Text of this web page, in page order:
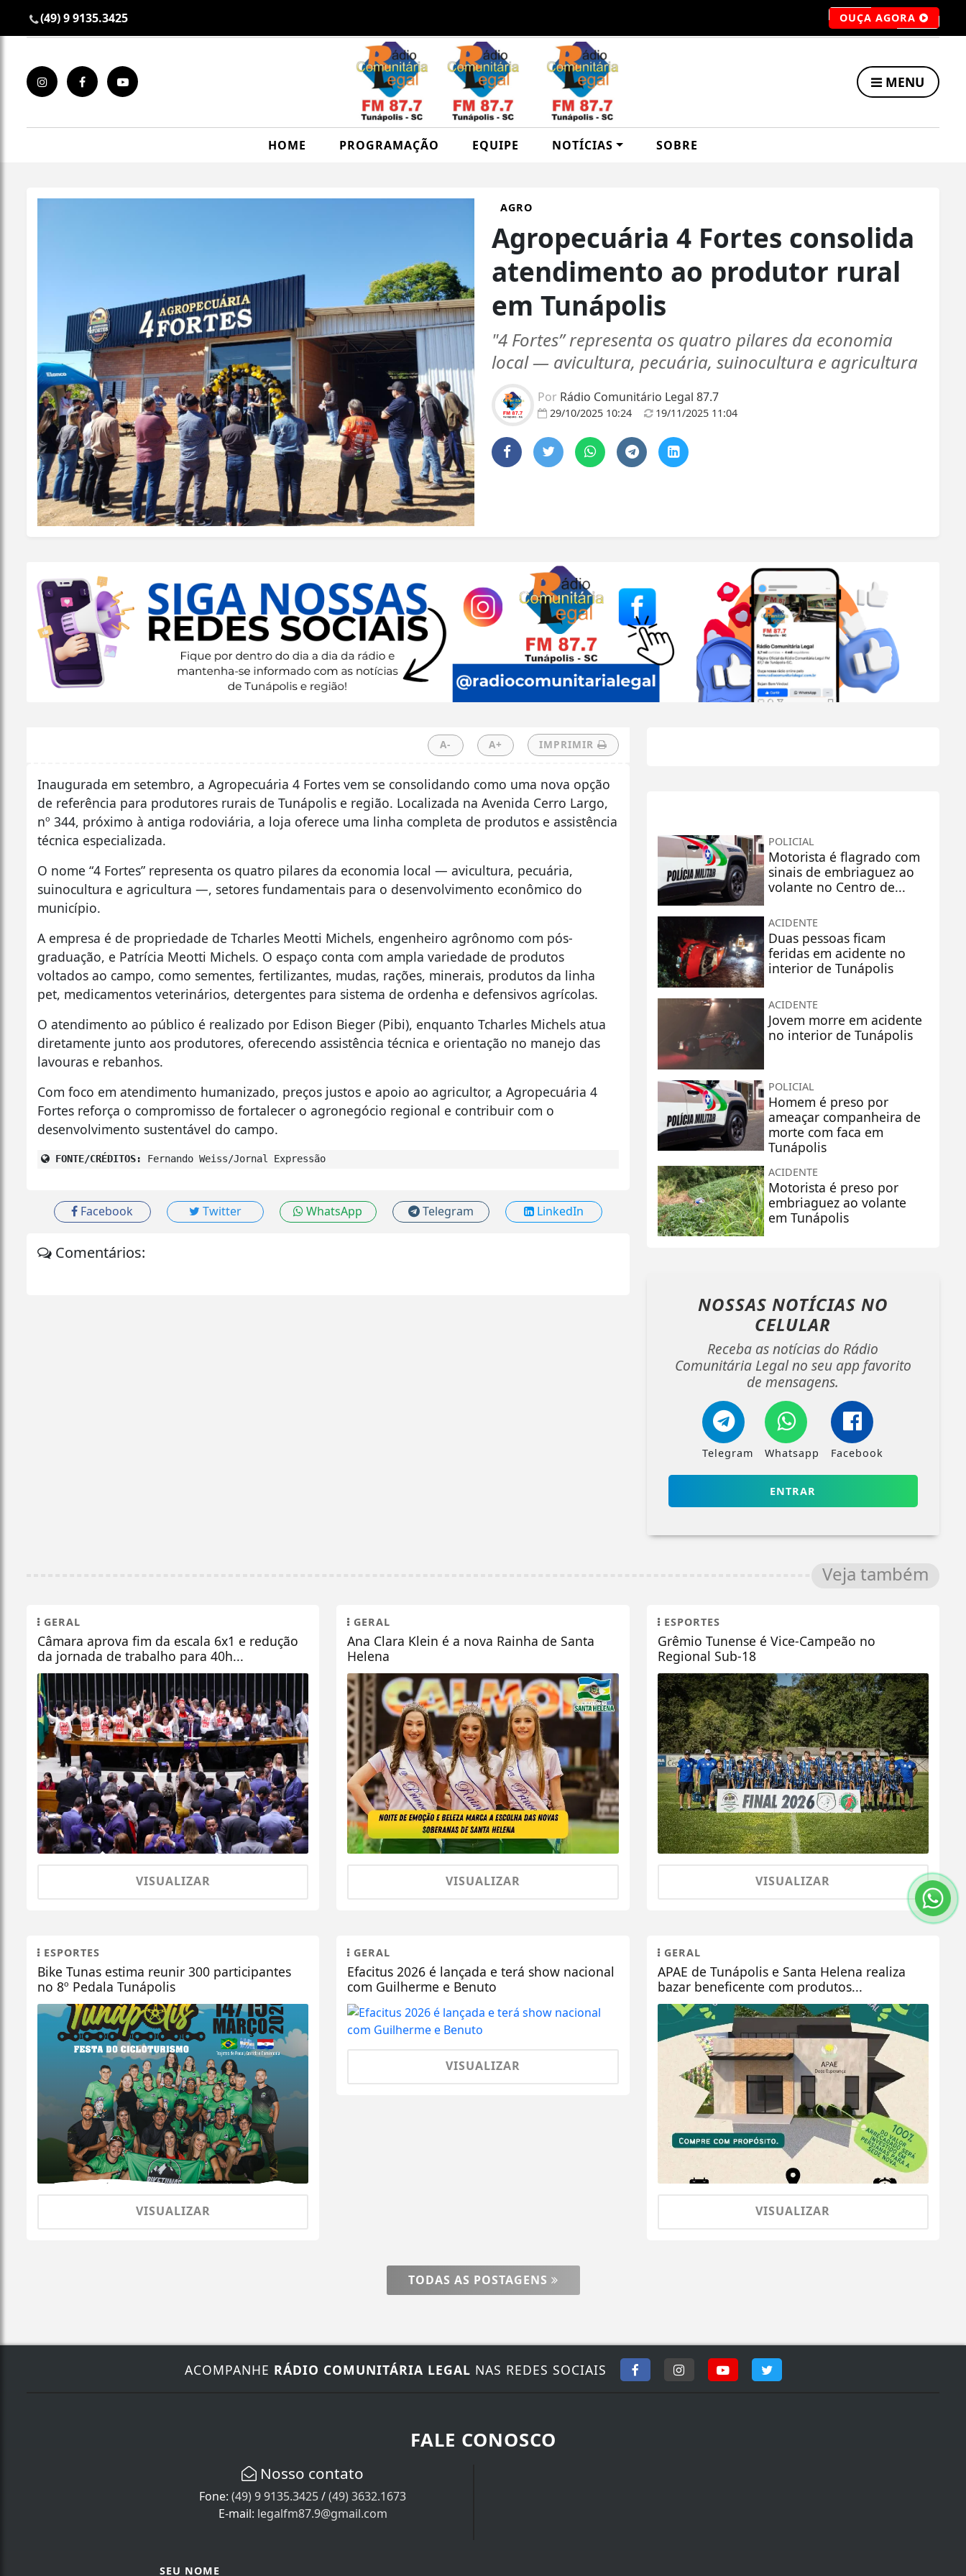
(49) 9 9135.3425 OUÇA AGORA
MENU
HOME PROGRAMAÇÃO EQUIPE NOTÍCIAS SOBRE
AGRO
Agropecuária 4 Fortes consolida
atendimento ao produtor rural
em Tunápolis
"4 Fortes” representa os quatro pilares da economia
local — avicultura, pecuária, suinocultura e agricultura
Por Rádio Comunitário Legal 87.7
29/10/2025 10:24 19/11/2025 11:04
A- A+ IMPRIMIR
Inaugurada em setembro, a Agropecuária 4 Fortes vem se consolidando como uma nova opção
de referência para produtores rurais de Tunápolis e região. Localizada na Avenida Cerro Largo,
nº 344, próximo à antiga rodoviária, a loja oferece uma linha completa de produtos e assistência
técnica especializada.
O nome “4 Fortes” representa os quatro pilares da economia local — avicultura, pecuária,
suinocultura e agricultura —, setores fundamentais para o desenvolvimento econômico do
município.
A empresa é de propriedade de Tcharles Meotti Michels, engenheiro agrônomo com pós-
graduação, e Patrícia Meotti Michels. O espaço conta com ampla variedade de produtos
voltados ao campo, como sementes, fertilizantes, mudas, rações, minerais, produtos da linha
pet, medicamentos veterinários, detergentes para sistema de ordenha e defensivos agrícolas.
O atendimento ao público é realizado por Edison Bieger (Pibi), enquanto Tcharles Michels atua
diretamente junto aos produtores, oferecendo assistência técnica e orientação no manejo das
lavouras e rebanhos.
Com foco em atendimento humanizado, preços justos e apoio ao agricultor, a Agropecuária 4
Fortes reforça o compromisso de fortalecer o agronegócio regional e contribuir com o
desenvolvimento sustentável do campo.
FONTE/CRÉDITOS: Fernando Weiss/Jornal Expressão
Facebook Twitter WhatsApp Telegram LinkedIn
Comentários:
POLICIAL
Motorista é flagrado com
sinais de embriaguez ao
volante no Centro de...
ACIDENTE
Duas pessoas ficam
feridas em acidente no
interior de Tunápolis
ACIDENTE
Jovem morre em acidente
no interior de Tunápolis
POLICIAL
Homem é preso por
ameaçar companheira de
morte com faca em
Tunápolis
ACIDENTE
Motorista é preso por
embriaguez ao volante
em Tunápolis
NOSSAS NOTÍCIAS NO
CELULAR
Receba as notícias do Rádio
Comunitária Legal no seu app favorito
de mensagens.
Telegram Whatsapp Facebook
ENTRAR
Veja também
GERAL
Câmara aprova fim da escala 6x1 e redução
da jornada de trabalho para 40h...
VISUALIZAR
GERAL
Ana Clara Klein é a nova Rainha de Santa
Helena
VISUALIZAR
ESPORTES
Grêmio Tunense é Vice-Campeão no
Regional Sub-18
VISUALIZAR
ESPORTES
Bike Tunas estima reunir 300 participantes
no 8º Pedala Tunápolis
VISUALIZAR
GERAL
Efacitus 2026 é lançada e terá show nacional
com Guilherme e Benuto
VISUALIZAR
GERAL
APAE de Tunápolis e Santa Helena realiza
bazar beneficente com produtos...
VISUALIZAR
TODAS AS POSTAGENS
ACOMPANHE RÁDIO COMUNITÁRIA LEGAL NAS REDES SOCIAIS
FALE CONOSCO
Nosso contato
Fone:(49) 9 9135.3425/(49) 3632.1673
E-mail: legalfm87.9@gmail.com
SEU NOME